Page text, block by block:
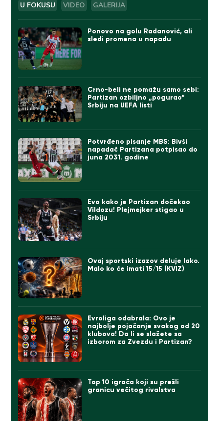
U FOKUSU VIDEO GALERIJA
Ponovo na golu Radanović, ali
sledi promena u napadu
Crno-beli ne pomažu samo sebi:
Partizan ozbiljno „pogurao“
Srbiju na UEFA listi
Potvrđeno pisanje MBS: Bivši
napadač Partizana potpisao do
juna 2031. godine
Evo kako je Partizan dočekao
Vildozu! Plejmejker stigao u
Srbiju
Ovaj sportski izazov deluje lako.
Malo ko će imati 15/15 (KVIZ)
Evroliga odabrala: Ovo je
najbolje pojačanje svakog od 20
klubova! Da li se slažete sa
izborom za Zvezdu i Partizan?
Top 10 igrača koji su prešli
granicu večitog rivalstva